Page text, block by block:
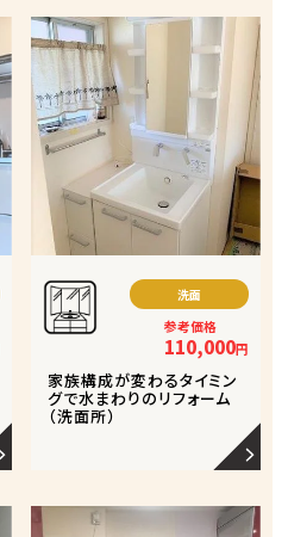
洗面
参考価格
110,000円
家族構成が変わるタイミン
グで水まわりのリフォーム
（洗面所）